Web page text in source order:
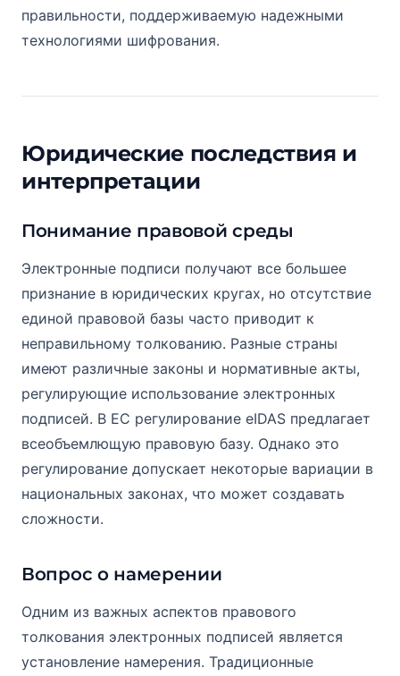
правильности, поддерживаемую надежными
технологиями шифрования.
Юридические последствия и
интерпретации
Понимание правовой среды
Электронные подписи получают все большее
признание в юридических кругах, но отсутствие
единой правовой базы часто приводит к
неправильному толкованию. Разные страны
имеют различные законы и нормативные акты,
регулирующие использование электронных
подписей. В ЕС регулирование eIDAS предлагает
всеобъемлющую правовую базу. Однако это
регулирование допускает некоторые вариации в
национальных законах, что может создавать
сложности.
Вопрос о намерении
Одним из важных аспектов правового
толкования электронных подписей является
установление намерения. Традиционные